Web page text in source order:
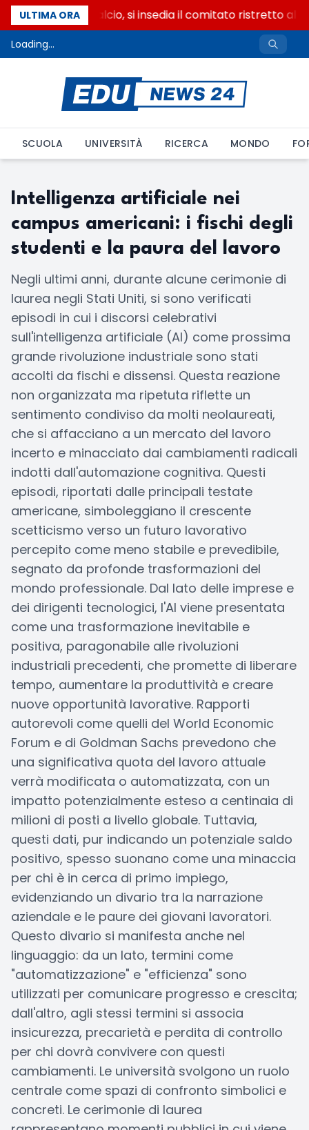
ULTIMA ORA
Riforma del calcio, si insedia il comitato ristretto al
Loading...
SCUOLA UNIVERSITÀ RICERCA MONDO
Intelligenza artificiale nei
campus americani: i fischi degli
studenti e la paura del lavoro
Negli ultimi anni, durante alcune cerimonie di
laurea negli Stati Uniti, si sono verificati
episodi in cui i discorsi celebrativi
sull'intelligenza artificiale (AI) come prossima
grande rivoluzione industriale sono stati
accolti da fischi e dissensi. Questa reazione
non organizzata ma ripetuta riflette un
sentimento condiviso da molti neolaureati,
che si affacciano a un mercato del lavoro
incerto e minacciato dai cambiamenti radicali
indotti dall'automazione cognitiva. Questi
episodi, riportati dalle principali testate
americane, simboleggiano il crescente
scetticismo verso un futuro lavorativo
percepito come meno stabile e prevedibile,
segnato da profonde trasformazioni del
mondo professionale. Dal lato delle imprese e
dei dirigenti tecnologici, l'AI viene presentata
come una trasformazione inevitabile e
positiva, paragonabile alle rivoluzioni
industriali precedenti, che promette di liberare
tempo, aumentare la produttività e creare
nuove opportunità lavorative. Rapporti
autorevoli come quelli del World Economic
Forum e di Goldman Sachs prevedono che
una significativa quota del lavoro attuale
verrà modificata o automatizzata, con un
impatto potenzialmente esteso a centinaia di
milioni di posti a livello globale. Tuttavia,
questi dati, pur indicando un potenziale saldo
positivo, spesso suonano come una minaccia
per chi è in cerca di primo impiego,
evidenziando un divario tra la narrazione
aziendale e le paure dei giovani lavoratori.
Questo divario si manifesta anche nel
linguaggio: da un lato, termini come
"automatizzazione" e "efficienza" sono
utilizzati per comunicare progresso e crescita;
dall'altro, agli stessi termini si associa
insicurezza, precarietà e perdita di controllo
per chi dovrà convivere con questi
cambiamenti. Le università svolgono un ruolo
centrale come spazi di confronto simbolici e
concreti. Le cerimonie di laurea